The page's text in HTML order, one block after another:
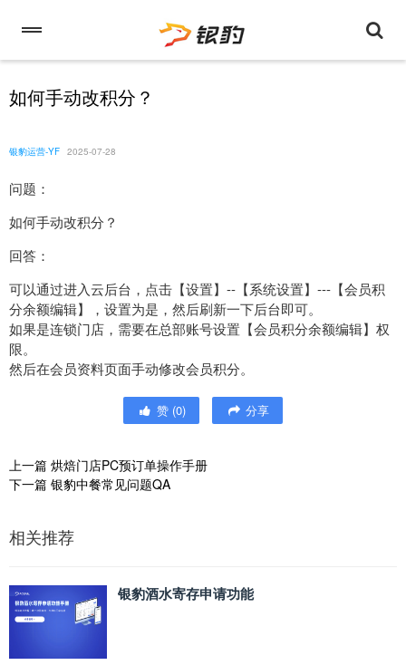
如何手动改积分？
银豹运营-YF 2025-07-28
问题：
如何手动改积分？
回答：
可以通过进入云后台，点击【设置】--【系统设置】---【会员积
分余额编辑】，设置为是，然后刷新一下后台即可。
如果是连锁门店，需要在总部账号设置【会员积分余额编辑】权
限。
然后在会员资料页面手动修改会员积分。
赞 (0) 分享
上一篇 烘焙门店PC预订单操作手册
下一篇 银豹中餐常见问题QA
相关推荐
银豹酒水寄存申请功能